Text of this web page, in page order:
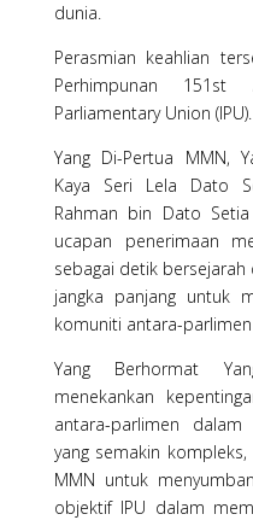
dunia.
Perasmian keahlian
Perhimpunan
Parliamentary Union (IPU).
Yang Di-Pertua MMN,
Kaya Seri Lela Dato
Rahman bin Dato
ucapan penerimaan
sebagai detik
jangka panjang untuk
komuniti antara-
Yang Berhormat
menekankan
antara-parlimen
yang semakin
MMN untuk
objektif IPU dalam